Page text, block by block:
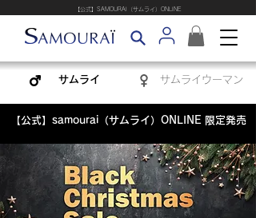
​【公式】SAMOURAI（サムライ）ONLINE
サムライ サムライウーマン
【公式】samourai（サムライ）ONLINE 限定発売